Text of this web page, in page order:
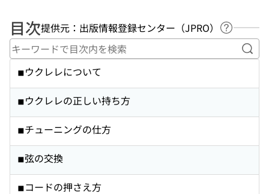
目次提供元：出版情報登録センター（JPRO）
ヘルプペ
キ
◾︎ウクレレについて
◾︎ウクレレの正しい持ち方
◾︎チューニングの仕方
◾︎弦の交換
◾︎コードの押さえ方